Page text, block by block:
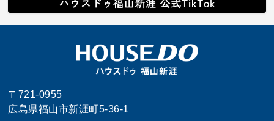
〒721-0955
広島県福山市新涯町5-36-1